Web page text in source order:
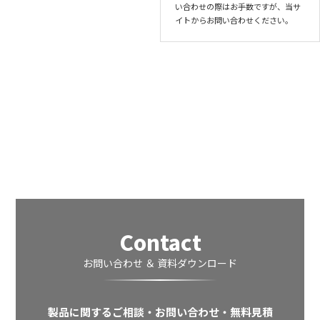
い合わせの際はお手数ですが、当サ
イトからお問い合わせください。
Contact
お問い合わせ ＆ 資料ダウンロード
製品に関するご相談・お問い合わせ・無料見積